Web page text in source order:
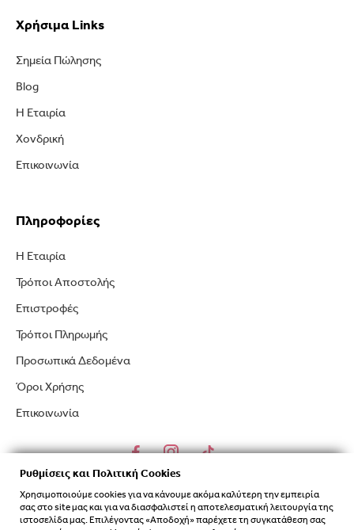
Χρήσιμα Links
Σημεία Πώλησης
Blog
Η Εταιρία
Χονδρική
Επικοινωνία
Πληροφορίες
Η Εταιρία
Τρόποι Αποστολής
Επιστροφές
Τρόποι Πληρωμής
Προσωπικά Δεδομένα
Όροι Χρήσης
Επικοινωνία
Ρυθμίσεις και Πολιτική Cookies
Χρησιμοποιούμε cookies για να κάνουμε ακόμα καλύτερη την εμπειρία
σας στο site μας και για να διασφαλιστεί η αποτελεσματική λειτουργία της
ιστοσελίδα μας. Επιλέγοντας «Αποδοχή» παρέχετε τη συγκατάθεση σας